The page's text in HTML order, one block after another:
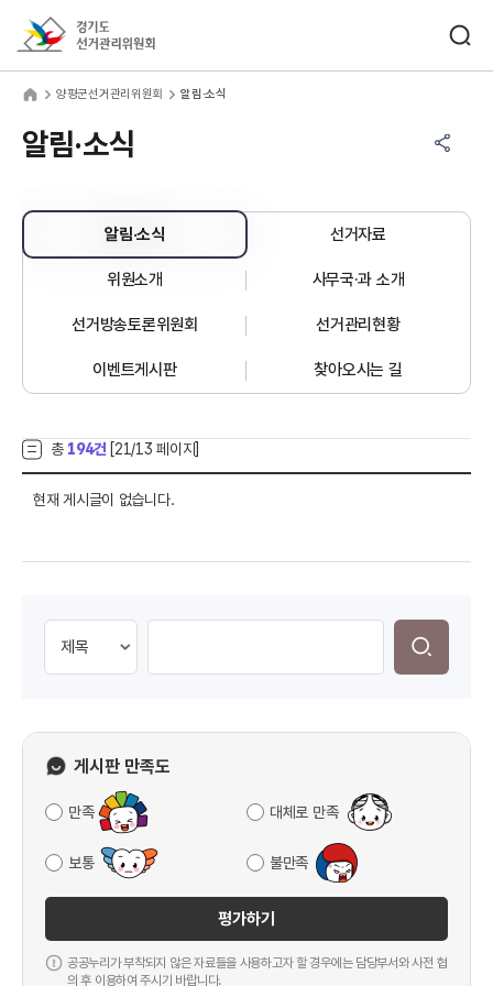
양평군선거관리위원회 알림·소식
알림·소식
알림·소식 선거자료
위원소개 사무국·과 소개
선거방송토론위원회 선거관리현황
이벤트게시판 찾아오시는 길
총 194건 [21/13 페이지]
현재 게시글이 없습니다.
게시판 만족도
만족 대체로 만족
보통 불만족
평가하기
공공누리가 부착되지 않은 자료들을 사용하고자 할 경우에는 담당부서와 사전 협
의 후 이용하여 주시기 바랍니다.